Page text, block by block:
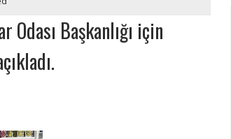
Odası Başkanlığı için